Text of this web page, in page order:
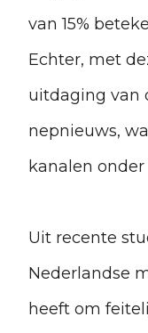
van 15%
Echter, met
uitdaging van
nepnieuws,
kanalen
Uit recente
Nederlandse
heeft om